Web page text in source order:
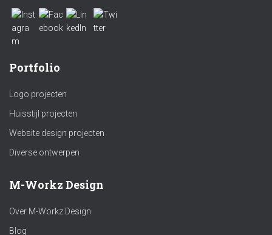
Portfolio
Logo projecten
Huisstijl projecten
Website design projecten
Diverse ontwerpen
M-Workz Design
Over M-Workz Design
Blog